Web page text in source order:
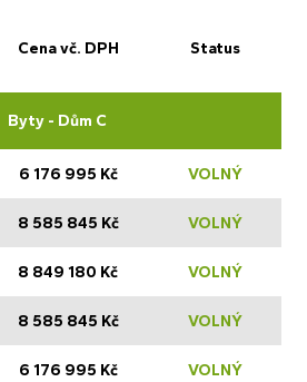
Cena vč. DPH Status
Byty - Dům C
6 176 995 Kč VOLNÝ
8 585 845 Kč VOLNÝ
8 849 180 Kč VOLNÝ
8 585 845 Kč VOLNÝ
6 176 995 Kč VOLNÝ